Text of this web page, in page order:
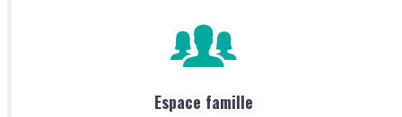
Espace famille